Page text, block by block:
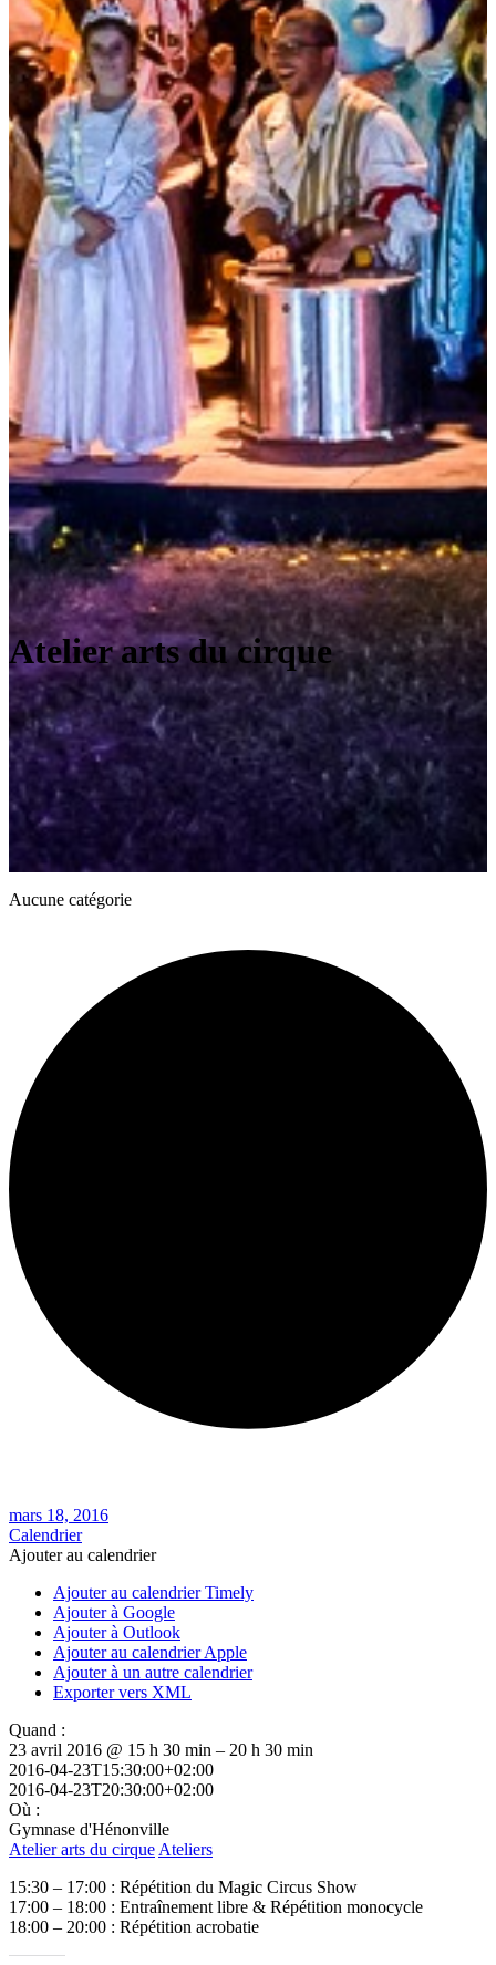
Atelier arts du cirque
Aucune catégorie
mars 18, 2016
Calendrier
Ajouter au calendrier
Ajouter au calendrier Timely
Ajouter à Google
Ajouter à Outlook
Ajouter au calendrier Apple
Ajouter à un autre calendrier
Exporter vers XML
Quand :
23 avril 2016 @ 15 h 30 min – 20 h 30 min
2016-04-23T15:30:00+02:00
2016-04-23T20:30:00+02:00
Où :
Gymnase d'Hénonville
Atelier arts du cirque Ateliers
15:30 – 17:00 : Répétition du Magic Circus Show
17:00 – 18:00 : Entraînement libre & Répétition monocycle
18:00 – 20:00 : Répétition acrobatie